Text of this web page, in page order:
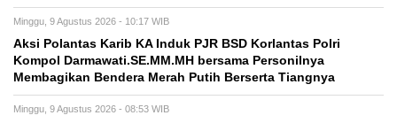
Minggu, 9 Agustus 2026 - 10:17 WIB
Aksi Polantas Karib KA Induk PJR BSD Korlantas Polri
Kompol Darmawati.SE.MM.MH bersama Personilnya
Membagikan Bendera Merah Putih Berserta Tiangnya
Minggu, 9 Agustus 2026 - 08:53 WIB